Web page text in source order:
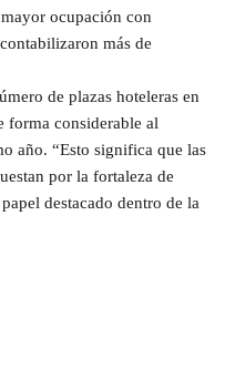
ocupación con
más de
de plazas hoteleras en
forma considerable al
año. “Esto significa que las
por la fortaleza de
destacado dentro de la